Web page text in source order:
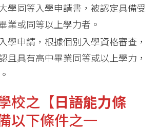
學同等入學申請書，被認定具備受
業或同等以上學力者。
學申請，根據個別入學資格審查，
且具有高中畢業同等或以上學力，
校之【日語能力條
以下條件之一